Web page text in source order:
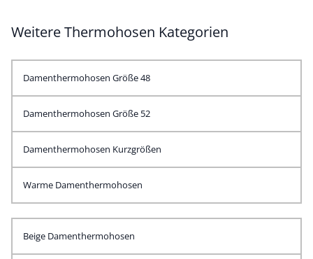
Weitere Thermohosen Kategorien
Damenthermohosen Größe 48
Damenthermohosen Größe 52
Damenthermohosen Kurzgrößen
Warme Damenthermohosen
Beige Damenthermohosen